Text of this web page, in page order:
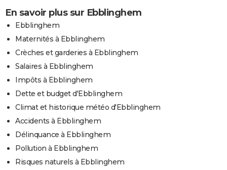
En savoir plus sur Ebblinghem
Ebblinghem
Maternités à Ebblinghem
Crèches et garderies à Ebblinghem
Salaires à Ebblinghem
Impôts à Ebblinghem
Dette et budget d'Ebblinghem
Climat et historique météo d'Ebblinghem
Accidents à Ebblinghem
Délinquance à Ebblinghem
Pollution à Ebblinghem
Risques naturels à Ebblinghem